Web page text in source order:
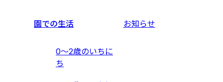
園での生活
0〜2歳のいちに
ち
お知らせ